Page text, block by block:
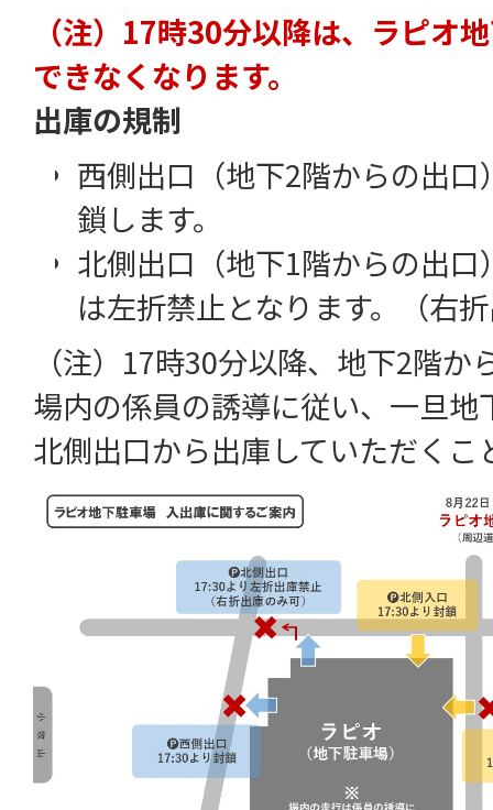
（注）17時30分以降は、ラピオ
できなくなります。
出庫の規制
西側出口（地下2階からの出
鎖します。
北側出口（地下1階からの出
は左折禁止となります。（右
（注）17時30分以降、地下2階
場内の係員の誘導に従い、一旦
北側出口から出庫していただくこ